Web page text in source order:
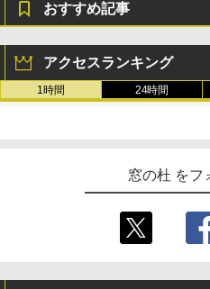
おすすめ記事
アクセスランキング
1時間 24時間
窓の杜 をフ